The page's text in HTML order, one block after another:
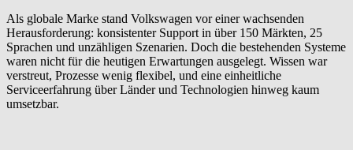
Als globale Marke stand Volkswagen vor einer wachsenden
Herausforderung: konsistenter Support in über 150 Märkten, 25
Sprachen und unzähligen Szenarien. Doch die bestehenden Systeme
waren nicht für die heutigen Erwartungen ausgelegt. Wissen war
verstreut, Prozesse wenig flexibel, und eine einheitliche
Serviceerfahrung über Länder und Technologien hinweg kaum
umsetzbar.